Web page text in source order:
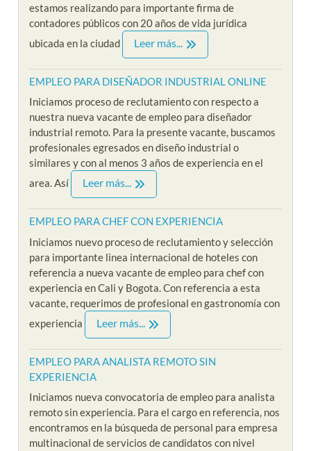
estamos realizando para importante firma de
contadores públicos con 20 años de vida jurídica
ubicada en la ciudad
Leer más...
EMPLEO PARA DISEÑADOR INDUSTRIAL ONLINE
Iniciamos proceso de reclutamiento con respecto a
nuestra nueva vacante de empleo para diseñador
industrial remoto. Para la presente vacante, buscamos
profesionales egresados en diseño industrial o
similares y con al menos 3 años de experiencia en el
area. Así
Leer más...
EMPLEO PARA CHEF CON EXPERIENCIA
Iniciamos nuevo proceso de reclutamiento y selección
para importante linea internacional de hoteles con
referencia a nueva vacante de empleo para chef con
experiencia en Cali y Bogota. Con referencia a esta
vacante, requerimos de profesional en gastronomía con
experiencia
Leer más...
EMPLEO PARA ANALISTA REMOTO SIN
EXPERIENCIA
Iniciamos nueva convocatoria de empleo para analista
remoto sin experiencia. Para el cargo en referencia, nos
encontramos en la búsqueda de personal para empresa
multinacional de servicios de candidatos con nivel